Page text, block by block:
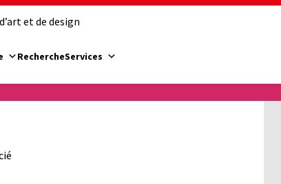
et de design
RechercheServices